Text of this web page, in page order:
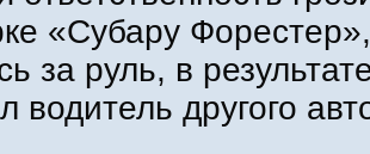
«Субару
за руль, в
водитель другого